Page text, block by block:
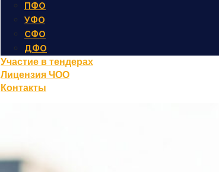
ПФО
УФО
СФО
ДФО
Участие в тендерах
Лицензия ЧОО
Контакты